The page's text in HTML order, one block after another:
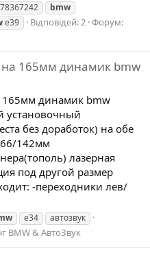
bmw
e39 Відповідей: 2 Форум:
165мм динамик bmw
165мм динамик bmw
установочный
без доработок) на обе
142мм
лазерная
под другой размер
-переходники лев/
e34 автозвук
BMW & АвтоЗвук